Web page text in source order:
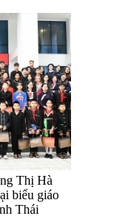
Thị Hà
biểu giáo
Thái